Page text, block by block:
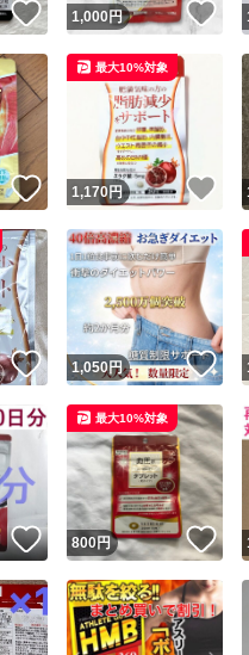
いいね！
1,000 円 い
いいね！
1,170円 い
最大10%対象
いいね！
1,050円 い
いいね！
800円 い
最大10%対象